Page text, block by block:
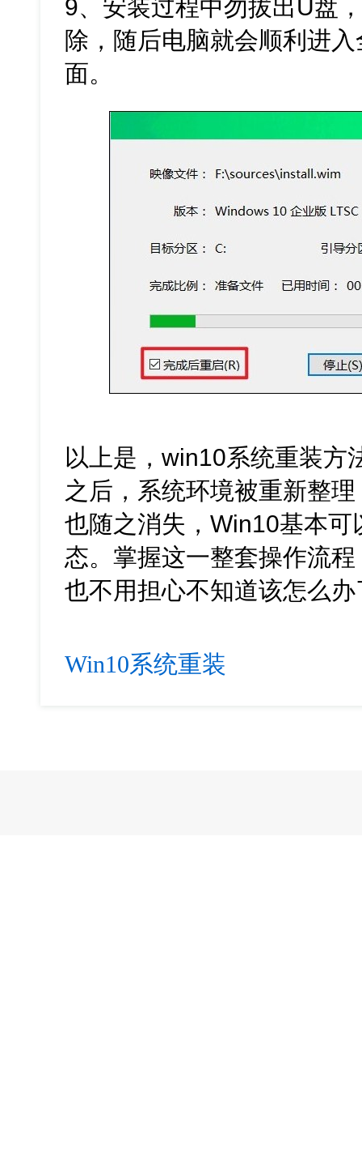
9、安装过程中勿拔出U盘
除，随后电脑就会顺利进
面。
以上是，win10系统重装方
之后，系统环境被重新整
也随之消失，Win10基本
态。掌握这一整套操作流
也不用担心不知道该怎么办
Win10系统重装